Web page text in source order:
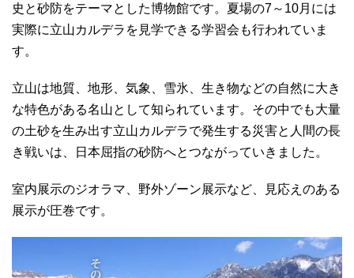
史と砂防をテーマとした博物館です。夏場の7～10月には
実際に立山カルデラを見学できる学習会も行われていま
す。
立山は地質、地形、気象、雪氷、生き物などの自然に大き
な特色がある名山として知られています。その中でも大量
の土砂を生み出す立山カルデラで発生する災害と人間の長
き戦いは、日本屈指の砂防へとつながっていきました。
室内展示のジオラマ、野外ゾーン展示など、見応えのある
展示が圧巻です。